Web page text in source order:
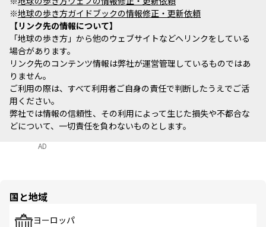
※地球の歩き方ガイドブックの情報修正・更新依頼
リンク先の情報について
「地球の歩き方」から他のウェブサイトなどへリンクをしている
場合があります。
リンク先のコンテンツ情報は弊社が運営管理しているものではあ
りません。
ご利用の際は、すべて利用者ご自身の責任で判断したうえでご活
用ください。
弊社では情報の信頼性、その利用によって生じた損失や不都合な
どについて、一切責任を負わないものとします。
AD
国と地域
ヨーロッパ